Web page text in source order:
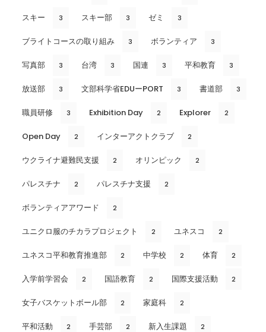
スキー 3 スキー部 3 ゼミ 3
ブライトコースの取り組み 3 ボランティア 3
写真部 3 台湾 3 国連 3 平和教育 3
放送部 3 文部科学省EDUーPORT 3 書道部 3
職員研修 3 Exhibition Day 2 Explorer 2
Open Day 2 インターアクトクラブ 2
ウクライナ避難民支援 2 オリンピック 2
パレスチナ 2 パレスチナ支援 2
ボランティアアワード 2
ユニクロ服のチカラプロジェクト 2 ユネスコ 2
ユネスコ平和教育推進部 2 中学校 2 体育 2
入学前学習会 2 国語教育 2 国際支援活動 2
女子バスケットボール部 2 家庭科 2
平和活動 2 手芸部 2 新入生課題 2